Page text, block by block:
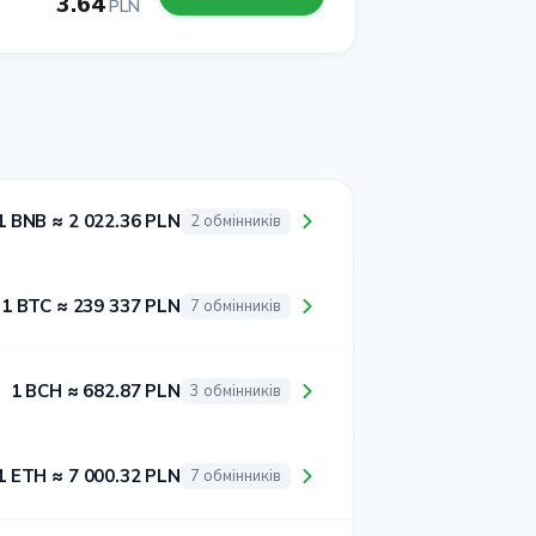
PLN
BNB ≈ 2 022.36 PLN 2 обмінників
1 BTC ≈ 239 337 PLN 7 обмінників
1 BCH ≈ 682.87 PLN 3 обмінників
ETH ≈ 7 000.32 PLN 7 обмінників